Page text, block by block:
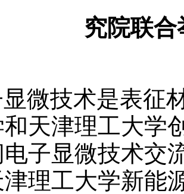
究院联
微技术是表征
天津理工大学
电子显微技术交
津理工大学新能